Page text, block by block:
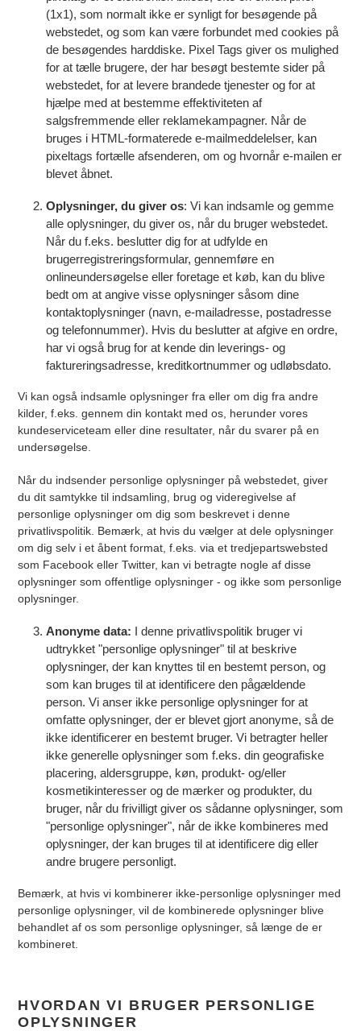
(1x1), som normalt ikke er synligt for besøgende på
webstedet, og som kan være forbundet med cookies på
de besøgendes harddiske. Pixel Tags giver os mulighed
for at tælle brugere, der har besøgt bestemte sider på
webstedet, for at levere brandede tjenester og for at
hjælpe med at bestemme effektiviteten af
salgsfremmende eller reklamekampagner. Når de
bruges i HTML-formaterede e-mailmeddelelser, kan
pixeltags fortælle afsenderen, om og hvornår e-mailen er
blevet åbnet.
Oplysninger, du giver os: Vi kan indsamle og gemme
alle oplysninger, du giver os, når du bruger webstedet.
Når du f.eks. beslutter dig for at udfylde en
brugerregistreringsformular, gennemføre en
onlineundersøgelse eller foretage et køb, kan du blive
bedt om at angive visse oplysninger såsom dine
kontaktoplysninger (navn, e-mailadresse, postadresse
og telefonnummer). Hvis du beslutter at afgive en ordre,
har vi også brug for at kende din leverings- og
faktureringsadresse, kreditkortnummer og udløbsdato.
Vi kan også indsamle oplysninger fra eller om dig fra andre
kilder, f.eks. gennem din kontakt med os, herunder vores
kundeserviceteam eller dine resultater, når du svarer på en
undersøgelse.
Når du indsender personlige oplysninger på webstedet, giver
du dit samtykke til indsamling, brug og videregivelse af
personlige oplysninger om dig som beskrevet i denne
privatlivspolitik. Bemærk, at hvis du vælger at dele oplysninger
om dig selv i et åbent format, f.eks. via et tredjepartswebsted
som Facebook eller Twitter, kan vi betragte nogle af disse
oplysninger som offentlige oplysninger - og ikke som personlige
oplysninger.
Anonyme data: I denne privatlivspolitik bruger vi
udtrykket "personlige oplysninger" til at beskrive
oplysninger, der kan knyttes til en bestemt person, og
som kan bruges til at identificere den pågældende
person. Vi anser ikke personlige oplysninger for at
omfatte oplysninger, der er blevet gjort anonyme, så de
ikke identificerer en bestemt bruger. Vi betragter heller
ikke generelle oplysninger som f.eks. din geografiske
placering, aldersgruppe, køn, produkt- og/eller
kosmetikinteresser og de mærker og produkter, du
bruger, når du frivilligt giver os sådanne oplysninger, som
"personlige oplysninger", når de ikke kombineres med
oplysninger, der kan bruges til at identificere dig eller
andre brugere personligt.
Bemærk, at hvis vi kombinerer ikke-personlige oplysninger med
personlige oplysninger, vil de kombinerede oplysninger blive
behandlet af os som personlige oplysninger, så længe de er
kombineret.
HVORDAN VI BRUGER PERSONLIGE
OPLYSNINGER